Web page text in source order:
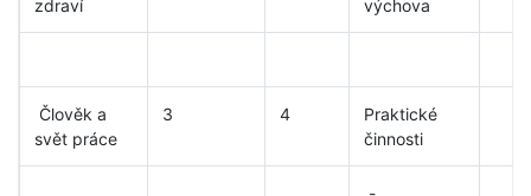
zdraví
výchova
Člověk a
svět práce
3 4
Praktické
činnosti